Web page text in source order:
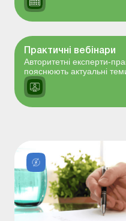
Практичні вебінари
Авторитетні експерти-
пояснюють актуальні